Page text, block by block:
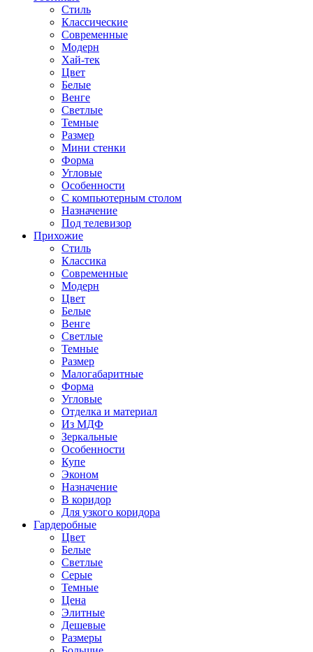
Стиль
Классические
Современные
Модерн
Хай-тек
Цвет
Белые
Венге
Светлые
Темные
Размер
Мини стенки
Форма
Угловые
Особенности
С компьютерным столом
Назначение
Под телевизор
Прихожие
Стиль
Классика
Современные
Модерн
Цвет
Белые
Венге
Светлые
Темные
Размер
Малогабаритные
Форма
Угловые
Отделка и материал
Из МДФ
Зеркальные
Особенности
Купе
Эконом
Назначение
В коридор
Для узкого коридора
Гардеробные
Цвет
Белые
Светлые
Серые
Темные
Цена
Элитные
Дешевые
Размеры